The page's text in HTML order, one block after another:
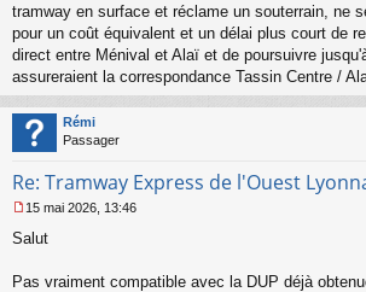
s
g
e
n
o
n
l
tramway en surface et réclame un souterrain, ne
pour un coût équivalent et un délai plus court de
direct entre Ménival et Alaï et de poursuivre
assureraient la correspondance Tassin Centre /
Rémi
Passager
Re: Tramway Express de l'Ouest
e
15 mai 2026, 13:46
Salut
Pas vraiment compatible avec la DUP déjà